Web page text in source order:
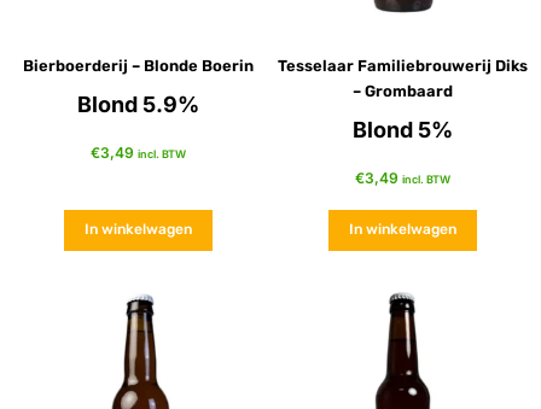
Bierboerderij – Blonde Boerin
Blond 5.9%
€3,49 incl. BTW
In winkelwagen
Tesselaar Familiebrouwerij Diks
– Grombaard
Blond 5%
€3,49 incl. BTW
In winkelwagen